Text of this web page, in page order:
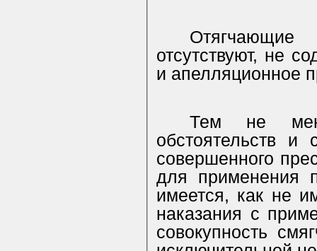
отсутствуют, не
и апелляционное
Тем не
обстоятельств и
совершенного
для
имеется, как не
наказания с
совокупность